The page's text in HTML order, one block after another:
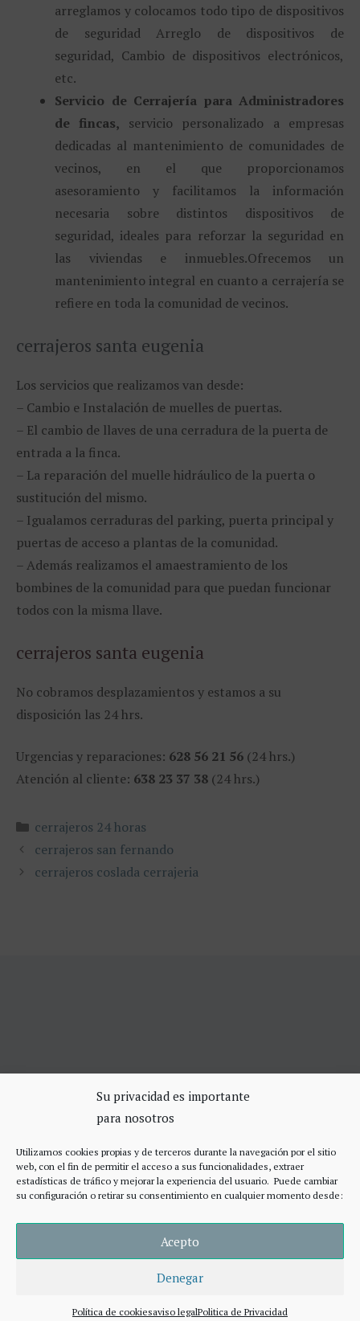
Su privacidad es importante
para nosotros
Utilizamos cookies propias y de terceros durante la navegación por el sitio
web, con el fin de permitir el acceso a sus funcionalidades, extraer
estadísticas de tráfico y mejorar la experiencia del usuario. Puede cambiar
su configuración o retirar su consentimiento en cualquier momento desde:
Acepto
Denegar
Política de cookiesaviso legalPolitica de Privacidad
arreglamos y colocamos todo tipo de dispositivos
de seguridad Arreglo de dispositivos de
seguridad, Cambio de dispositivos electrónicos,
etc.
Servicio de Cerrajería para Administradores
de fincas, servicio personalizado a empresas
dedicadas al mantenimiento de comunidades de
vecinos, en el que proporcionamos
asesoramiento y facilitamos la información
necesaria sobre distintos dispositivos de
seguridad, ideales para reforzar la seguridad en
las viviendas e inmuebles.Ofrecemos un
mantenimiento integral en cuanto a cerrajería se
refiere en toda la comunidad de vecinos.
cerrajeros santa eugenia
Los servicios que realizamos van desde:
– Cambio e Instalación de muelles de puertas.
– El cambio de llaves de una cerradura de la puerta de
entrada a la finca.
– La reparación del muelle hidráulico de la puerta o
sustitución del mismo.
– Igualamos cerraduras del parking, puerta principal y
puertas de acceso a plantas de la comunidad.
– Además realizamos el amaestramiento de los
bombines de la comunidad para que puedan funcionar
todos con la misma llave.
cerrajeros santa eugenia
No cobramos desplazamientos y estamos a su
disposición las 24 hrs.
Urgencias y reparaciones: 628 56 21 56 (24 hrs.)
Atención al cliente: 638 23 37 38 (24 hrs.)
Categorías
cerrajeros 24 horas
cerrajeros san fernando
cerrajeros coslada cerrajeria
SERVICIOS DE CERRAJERÍA
Apertura Puertas Madrid 75€
Cerraduras de alta seguridad
Accesos
© 2026 Cierres Metálicos Enrollables Madrid• Creado con GeneratePress